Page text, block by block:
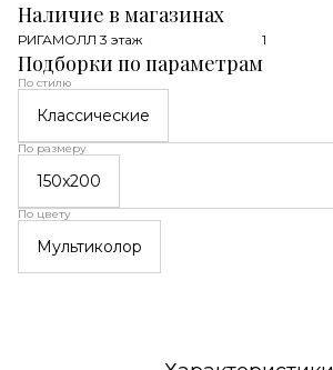
Наличие в магазинах
РИГАМОЛЛ 3 этаж 1
Подборки по параметрам
По стилю
Классические
По размеру
150x200
По цвету
Мультиколор